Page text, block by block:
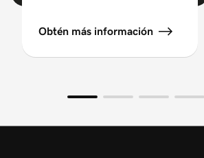
Obtén más información